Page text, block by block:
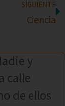
SIGUIENTE
Ciencia
y
calle
de ellos